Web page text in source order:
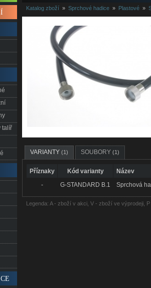
talíř
Katalog zboží » Sprchové hadice » Plastové »
VARIANTY (1) SOUBORY (1)
Příznaky Kód varianty
Název
-
G-STANDARD B.1 Sprchová
Legenda: A - zboží v akci, V - zboží ve výprodeji,